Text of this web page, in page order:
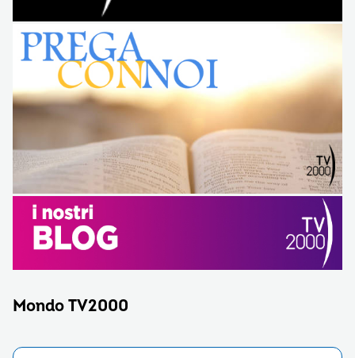
Mondo TV2000